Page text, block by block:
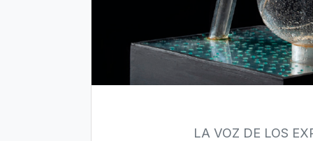
LA VOZ DE LOS